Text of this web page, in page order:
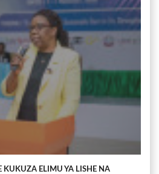
ELIMU YA LISHE NA